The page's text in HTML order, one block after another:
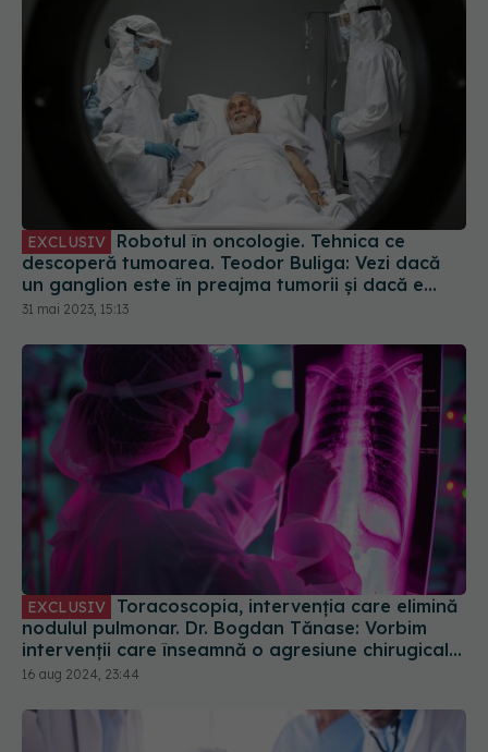
descoperă tumoarea. Teodor Buliga: Vezi dacă
un ganglion este în preajma tumorii și dacă e
prins sau nu de tumoare
31 mai 2023, 15:13
nodulul pulmonar. Dr. Bogdan Tănase: Vorbim
intervenții care înseamnă o agresiune chirugicală
mai mică asupra organismului
16 aug 2024, 23:44